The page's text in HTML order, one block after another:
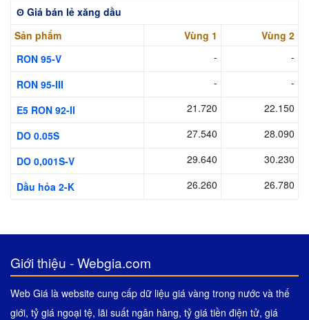
ʘ Giá bán lẻ xăng dầu
Sản phẩm
Vùng 1
Vùng 2
RON 95-V
-
-
RON 95-III
-
-
E5 RON 92-II
21.720
22.150
DO 0.05S
27.540
28.090
DO 0,001S-V
29.640
30.230
Dầu hỏa 2-K
26.260 26.780
Giới thiệu - Webgia.com
Web Giá là website cung cấp dữ liệu giá vàng trong nước và thế
giới, tỷ giá ngoại tệ, lãi suất ngân hàng, tỷ giá tiền điện tử, giá